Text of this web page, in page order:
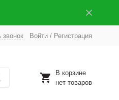
звонок Войти/ Регистрация
В корзине
нет товаров